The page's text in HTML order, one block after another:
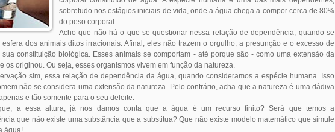
sobretudo nos estágios iniciais de vida, onde a água chega a compor cerca de 80%
do peso corporal.
Acho que não há o que se questionar nessa relação de dependência, quando se
dos animais ditos irracionais. Afinal, eles não trazem o orgulho, a presunção e o excesso de
constituição biológica. Esses animais se comportam - até porque são - como uma extensão da
os originou. Ou seja, esses organismos vivem em função da natureza.
sim, essa relação de dependência da água, quando consideramos a espécie humana. Isso
não se considera uma extensão da natureza. Pelo contrário, acha que a natureza é uma dádiva
e tão somente para o seu deleite.
a essa altura, já nos damos conta que a água é um recurso finito? Será que temos a
que não existe uma substância que a substitua? Que não existe modelo matemático que simule
água!